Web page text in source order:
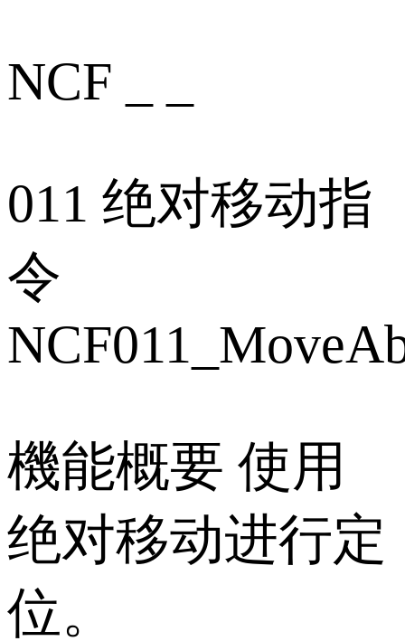
NCF _ _
011 绝对移动指
令
機能概要 使用
绝对移动进行定
位。